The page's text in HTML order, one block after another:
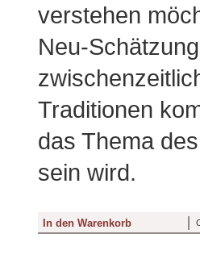
verstehen
Neu-
Traditionen
das Thema
sein wird.